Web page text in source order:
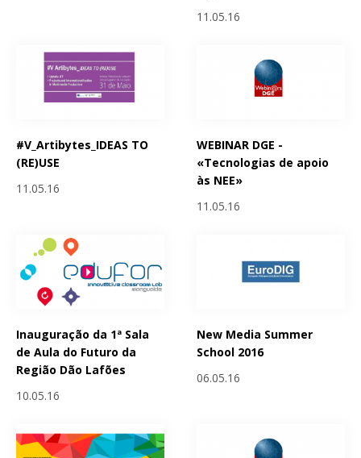
11.05.16
#V_Artibytes_IDEAS TO
(RE)USE
11.05.16
WEBINAR DGE -
«Tecnologias de apoio
às NEE»
11.05.16
Inauguração da 1ª Sala
de Aula do Futuro da
Região Dão Lafões
10.05.16
New Media Summer
School 2016
06.05.16